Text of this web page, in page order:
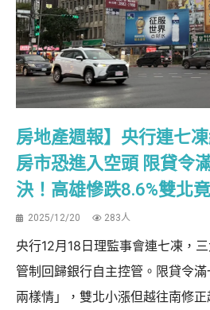
房地產週報】央行連七
房市恐進入空頭 限貸令
決！高雄慘跌8.6%雙北
2025/12/20 283人
央行12月18日理監事會連七凍，
管制回歸銀行自主控管。限貸令
兩樣情」，雙北小漲但越往南修